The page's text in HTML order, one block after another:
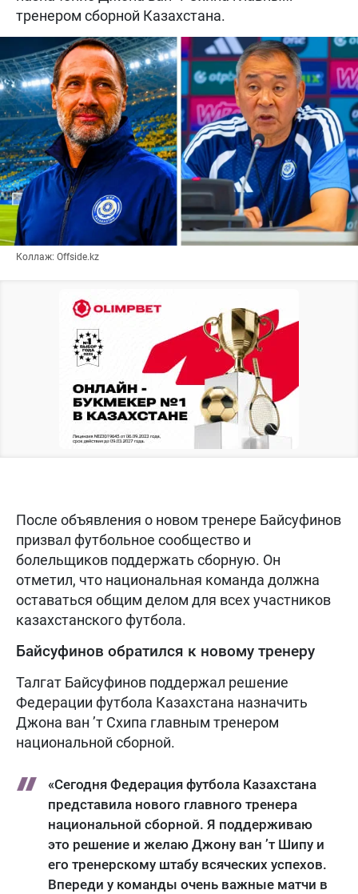
тренером сборной Казахстана.
Коллаж: Offside.kz
После объявления о новом тренере Байсуфинов
призвал футбольное сообщество и
болельщиков поддержать сборную. Он
отметил, что национальная команда должна
оставаться общим делом для всех участников
казахстанского футбола.
Байсуфинов обратился к новому тренеру
Талгат Байсуфинов поддержал решение
Федерации футбола Казахстана назначить
Джона ван ’т Схипа главным тренером
национальной сборной.
«Сегодня Федерация футбола Казахстана
представила нового главного тренера
национальной сборной. Я поддерживаю
это решение и желаю Джону ван ’т Шипу и
его тренерскому штабу всяческих успехов.
Впереди у команды очень важные матчи в